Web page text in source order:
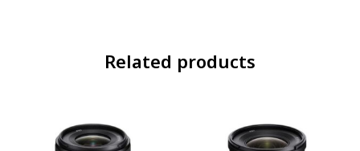
Related products